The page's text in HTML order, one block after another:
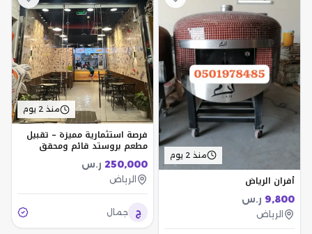
منذ 2 يوم
أفران الرياض
9,800 ر.س
الرياض
منذ 2 يوم
فرصة استثمارية مميزة – تقبيل
مطعم بروستد قائم ومحقق
للدخل
250,000 ر.س
الرياض
ج جمال